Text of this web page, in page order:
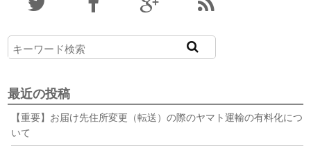
最近の投稿
【重要】お届け先住所変更（転送）の際のヤマト運輸の有料化につ
いて